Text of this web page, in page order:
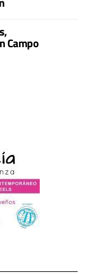
Campo